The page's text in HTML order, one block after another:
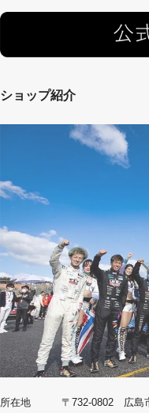
ショップ紹介
所在地
〒732-0802 広島